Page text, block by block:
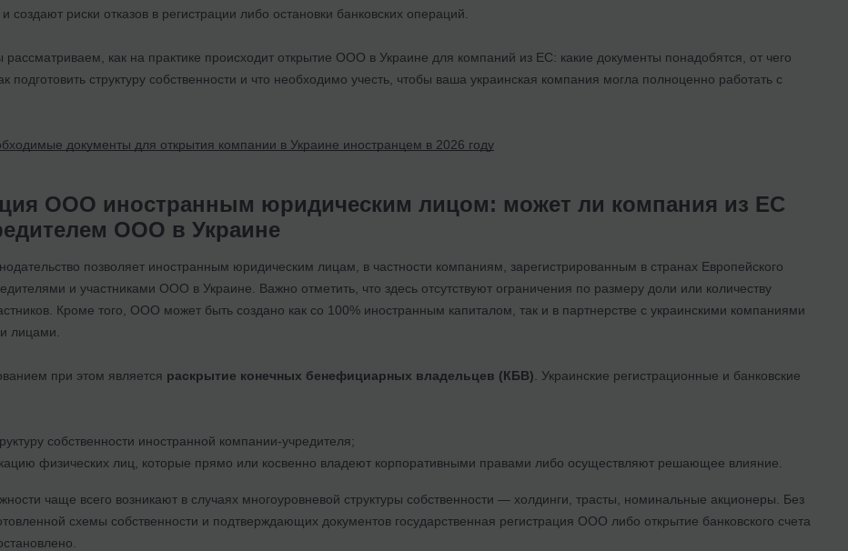
создают риски отказов в регистрации либо остановки банковских операций.
рассматриваем, как на практике происходит открытие ООО в Украине для компаний из ЕС: какие документы понадобятся, от чего
подготовить структуру собственности и что необходимо учесть, чтобы ваша украинская компания могла полноценно работать с
документы для открытия компании в Украине иностранцем в 2026 году
ООО иностранным юридическим лицом: может ли компания из ЕС
ООО в Украине
позволяет иностранным юридическим лицам, в частности компаниям, зарегистрированным в странах Европейского
и участниками ООО в Украине. Важно отметить, что здесь отсутствуют ограничения по размеру доли или количеству
Кроме того, ООО может быть создано как со 100% иностранным капиталом, так и в партнерстве с украинскими компаниями
лицами.
при этом является раскрытие конечных бенефициарных владельцев (КБВ) . Украинские регистрационные и банковские
собственности иностранной компании-учредителя;
физических лиц, которые прямо или косвенно владеют корпоративными правами либо осуществляют решающее влияние.
чаще всего возникают в случаях многоуровневой структуры собственности — холдинги, трасты, номинальные акционеры. Без
схемы собственности и подтверждающих документов государственная регистрация ООО либо открытие банковского счета